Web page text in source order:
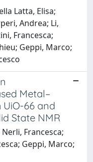
Latta, Elisa;
Andrea; Li,
Francesca;
Geppi, Marco;
Metal–
66 and
State NMR
Francesca;
Geppi, Marco;